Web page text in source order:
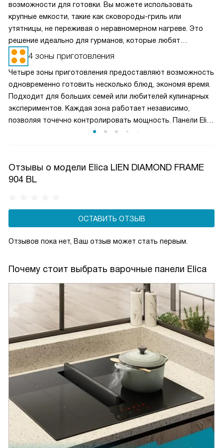
возможности для готовки. Вы можете использовать
крупные емкости, такие как сковороды-гриль или
утятницы, не переживая о неравномерном нагреве. Это
решение идеально для гурманов, которые любят
экспериментировать с различными способами
приготовления. Объединяемые зоны обеспечивают
равномерное распределение тепла, что делает готовку
более комфортной и быстрой.
4 зоны приготовления
Четыре зоны приготовления предоставляют возможность
одновременно готовить несколько блюд, экономя время.
Подходит для больших семей или любителей кулинарных
экспериментов. Каждая зона работает независимо,
позволяя точечно контролировать мощность. Панели Elica
известны своей энергоэффективностью, что снижает
объединение зон для больших кастрюль.
Отзывы о модели Elica LIEN DIAMOND FRAME
904 BL
ОСТАВИТЬ ОТЗЫВ
Отзывов пока нет, Ваш отзыв может стать первым.
Почему стоит выбрать варочные панели Elica